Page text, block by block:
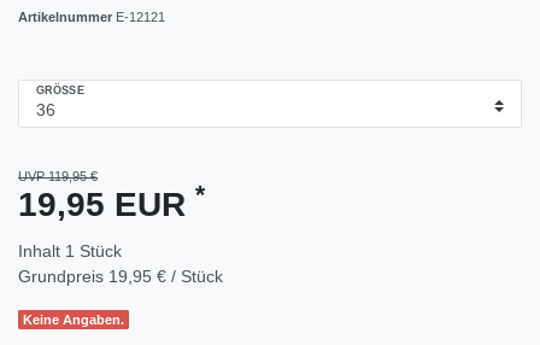
Artikelnummer E-12121
GRÖSSE
UVP 119,95 €
19,95 EUR *
Inhalt 1 Stück
Grundpreis 19,95 € / Stück
Keine Angaben.